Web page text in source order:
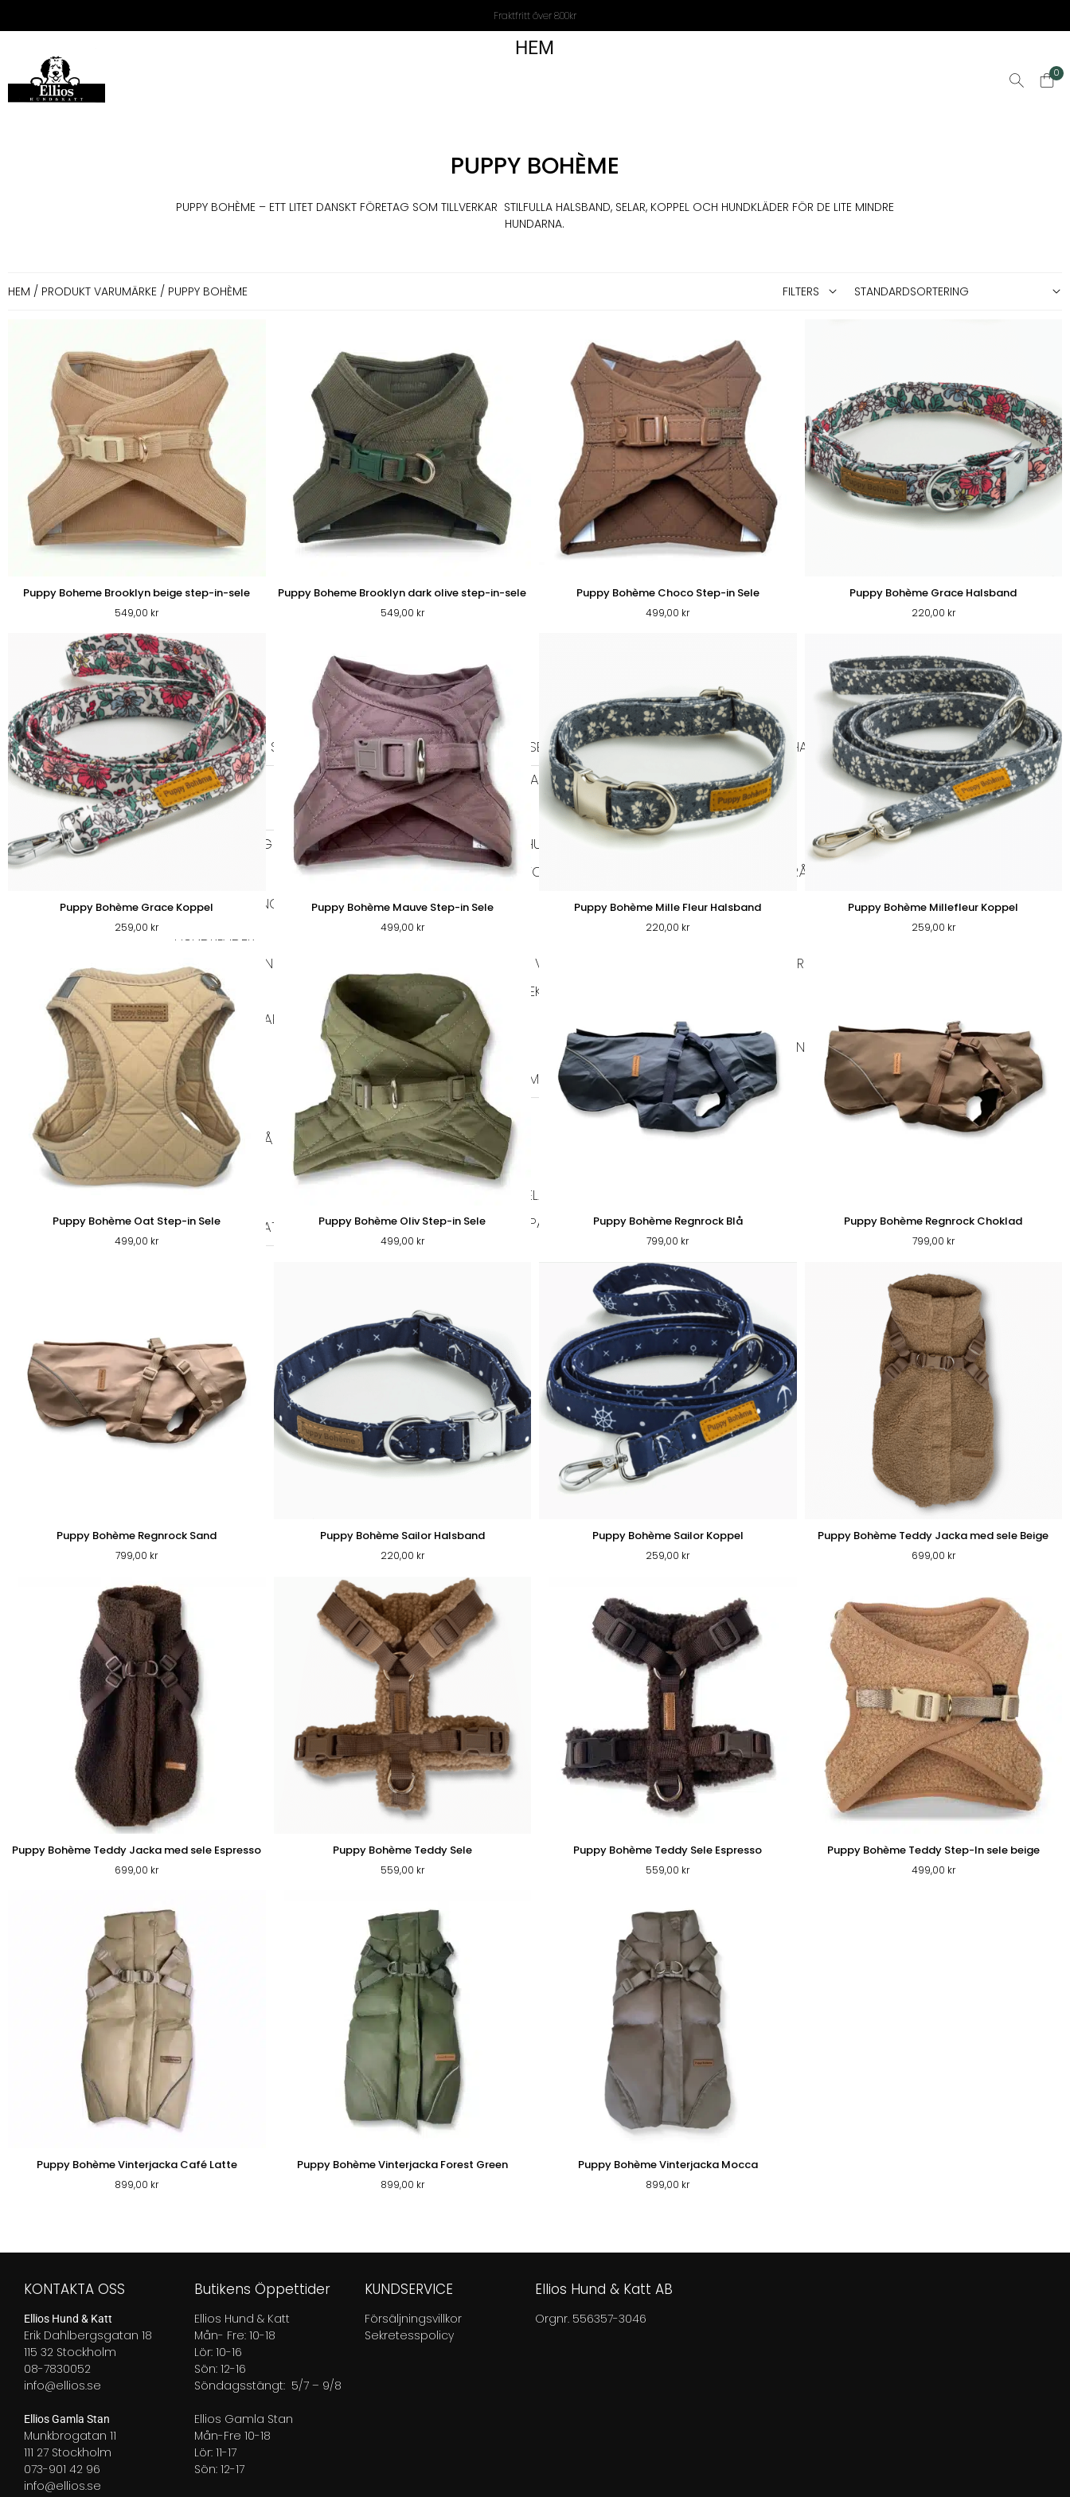
Fraktfritt över 800kr
HEM
SHOP
PROMENADEN
SELAR
ALLA SELAR
STEP-IN ANTIDRAGSELAR
HALSBAND
LÄDER HALSBAND
TEXTIL HALSBAND
BIOTHANE HALSBAND
KOPPEL
LÄDERKOPPEL
TEXTIL KOPPEL BIOTHANE KOPPEL
BAJSPÅSAR & TILLBEHÖR GODISVÄSKOR
GODIS & TUGG
HUNDGODIS NORDISKT
HUNDTUGG
HUNDTUGG NORDISKT
HUNDFODER
TORRFODER
FÄRSKFODER & RÅFÖDA
HUNDKLÄDER
TRÖJOR
REGNKLÄDER VINTHUNDSMODELL
ÖVRIGA HUNDKLÄDER
SOVPLATS
BÄDDAR
FILTAR DYNOR IGLOOS
VÄSKOR
HUNDLEKSAKER
MATPLATS
SKÅLAR
KERAMIK
MELAMIN MATPUSSEL ÖVRIGA SKÅLAR
UNDERLÄGG
PÄLS & VÅRD
PÄLSVÅRD
VÅRD
TIKSKYDD & SKVÄTTSKYDD
KATT
KATTFODER
TORRFODER KATT
VÅTFODER KATT
SELAR & HALSBAND
KLÖSBRÄDOR
PÄLSVÅRD VÅRD
VARUMÄRKEN
0
PUPPY BOHÈME
PUPPY BOHÈME – ETT LITET DANSKT FÖRETAG SOM TILLVERKAR STILFULLA HALSBAND, SELAR, KOPPEL OCH HUNDKLÄDER FÖR DE LITE MINDRE
HUNDARNA.
HEM / PRODUKT VARUMÄRKE / PUPPY BOHÈME FILTERS
Puppy Boheme Brooklyn beige step-in-sele
549,00 kr
Puppy Boheme Brooklyn dark olive step-in-sele
549,00 kr
Puppy Bohème Choco Step-in Sele
499,00 kr
Puppy Bohème Grace Halsband
220,00 kr
Puppy Bohème Grace Koppel
259,00 kr
Puppy Bohème Mauve Step-in Sele
499,00 kr
Puppy Bohème Mille Fleur Halsband
220,00 kr
Puppy Bohème Millefleur Koppel
259,00 kr
Puppy Bohème Oat Step-in Sele
499,00 kr
Puppy Bohème Oliv Step-in Sele
499,00 kr
Puppy Bohème Regnrock Blå
799,00 kr
Puppy Bohème Regnrock Choklad
799,00 kr
Puppy Bohème Regnrock Sand
799,00 kr
Puppy Bohème Sailor Halsband
220,00 kr
Puppy Bohème Sailor Koppel
259,00 kr
Puppy Bohème Teddy Jacka med sele Beige
699,00 kr
Puppy Bohème Teddy Jacka med sele Espresso
699,00 kr
Puppy Bohème Teddy Sele
559,00 kr
Puppy Bohème Teddy Sele Espresso
559,00 kr
Puppy Bohème Teddy Step-In sele beige
499,00 kr
Puppy Bohème Vinterjacka Café Latte
899,00 kr
Puppy Bohème Vinterjacka Forest Green
899,00 kr
Puppy Bohème Vinterjacka Mocca
899,00 kr
KONTAKTA OSS
Ellios Hund & Katt
Erik Dahlbergsgatan 18
115 32 Stockholm
08-7830052
info@ellios.se
Ellios Gamla Stan
Munkbrogatan 11
111 27 Stockholm
073-901 42 96
info@ellios.se
Butikens Öppettider
Ellios Hund & Katt
Mån- Fre: 10-18
Lör: 10-16
Sön: 12-16
Söndagsstängt: 5/7 – 9/8
Ellios Gamla Stan
Mån-Fre 10-18
Lör: 11-17
Sön: 12-17
KUNDSERVICE
Försäljningsvillkor
Sekretesspolicy
Ellios Hund & Katt AB
Orgnr. 556357-3046